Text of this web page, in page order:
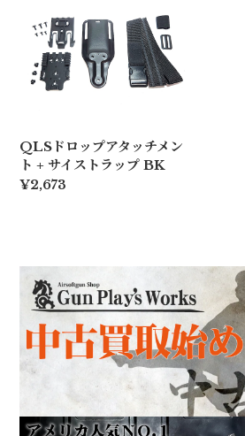
QLSドロップアタッチメン
ト + サイストラップ BK
¥2,673